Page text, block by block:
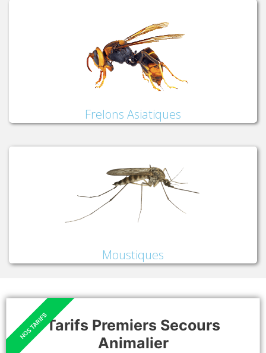
Frelons Asiatiques
Moustiques
Tarifs Premiers Secours
Animalier